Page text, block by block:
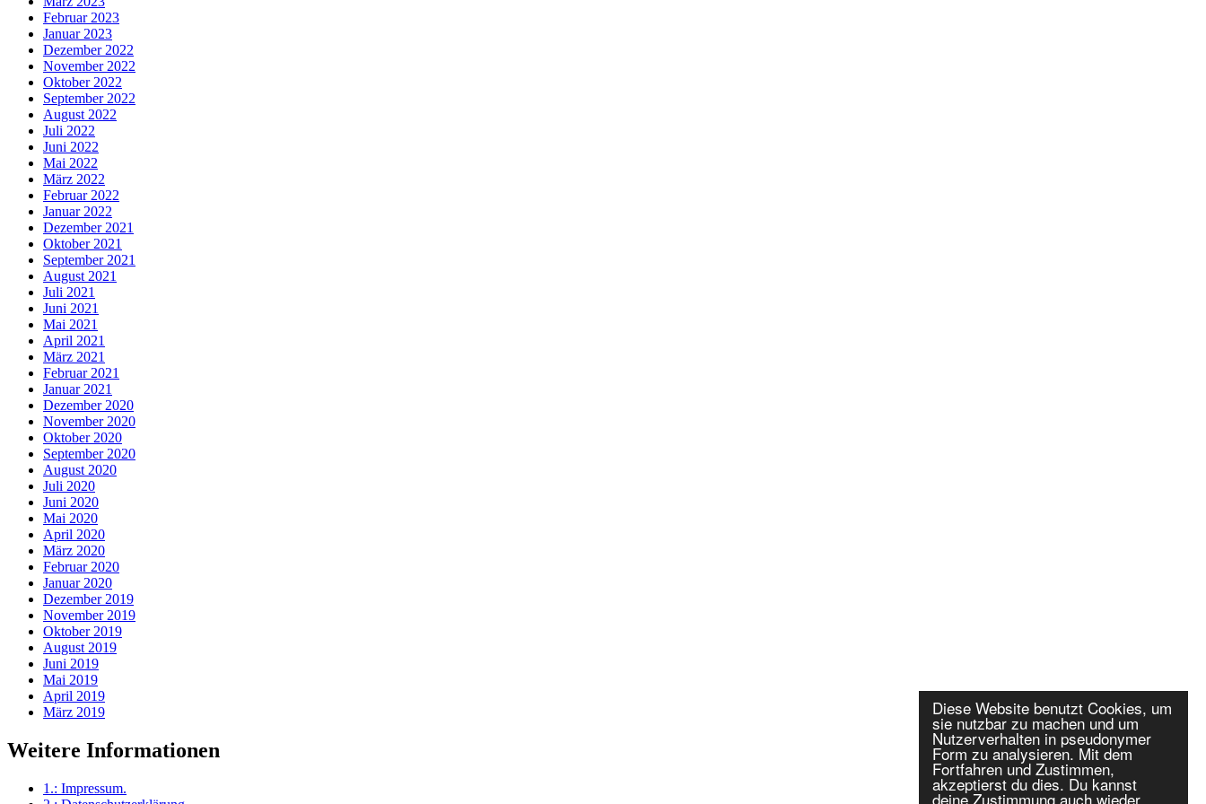
Diese Website benutzt Cookies, um
sie nutzbar zu machen und um
Nutzerverhalten in pseudonymer
Form zu analysieren. Mit dem
Fortfahren und Zustimmen,
akzeptierst du dies. Du kannst
deine Zustimmung auch wieder
Februar 2023
Januar 2023
Dezember 2022
November 2022
Oktober 2022
September 2022
August 2022
Juli 2022
Juni 2022
Mai 2022
März 2022
Februar 2022
Januar 2022
Dezember 2021
Oktober 2021
September 2021
August 2021
Juli 2021
Juni 2021
Mai 2021
April 2021
März 2021
Februar 2021
Januar 2021
Dezember 2020
November 2020
Oktober 2020
September 2020
August 2020
Juli 2020
Juni 2020
Mai 2020
April 2020
März 2020
Februar 2020
Januar 2020
Dezember 2019
November 2019
Oktober 2019
August 2019
Juni 2019
Mai 2019
April 2019
März 2019
Weitere Informationen
1.: Impressum.